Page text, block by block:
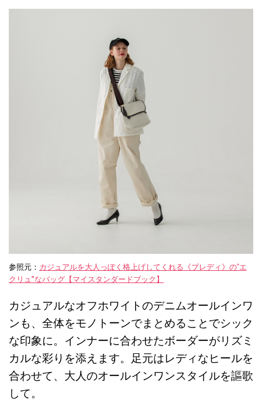
参照元： カジュアルを大人っぽく格上げしてくれる《ブレディ》の‟エ
クリュ”なバッグ【マイスタンダードブック】
カジュアルなオフホワイトのデニムオールインワ
ンも、全体をモノトーンでまとめることでシック
な印象に。インナーに合わせたボーダーがリズミ
カルな彩りを添えます。足元はレディなヒールを
合わせて、大人のオールインワンスタイルを謳歌
して。